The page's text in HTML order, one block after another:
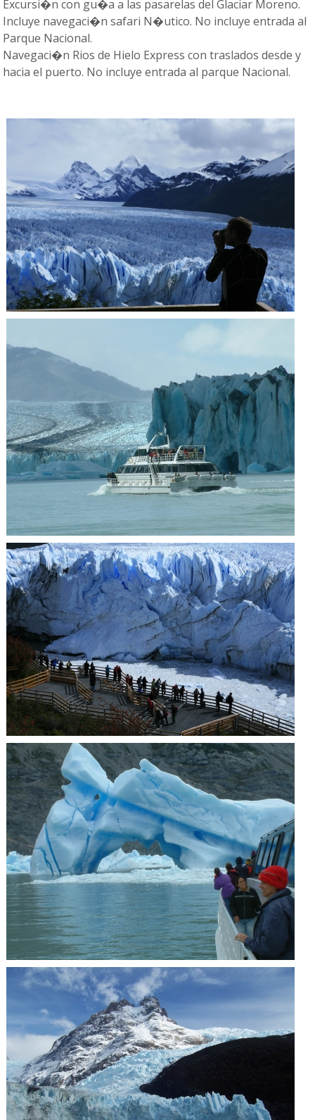
Excursi�n con gu�a a las pasarelas del Glaciar Moreno.
Incluye navegaci�n safari N�utico. No incluye entrada al
Parque Nacional.
Navegaci�n Rios de Hielo Express con traslados desde y
hacia el puerto. No incluye entrada al parque Nacional.